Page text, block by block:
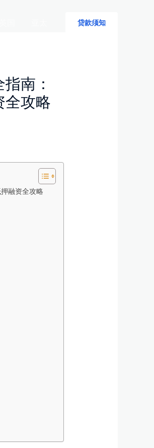
贷款须知
南：
全攻略
融资全攻略